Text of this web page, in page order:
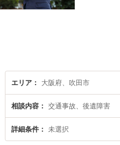
エリア 大阪府、吹田市
相談内容 交通事故、後遺障害
詳細条件 未選択